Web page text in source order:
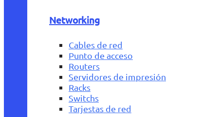
Networking
Cables de red
Punto de acceso
Routers
Servidores de impresión
Racks
Switchs
Tarjestas de red